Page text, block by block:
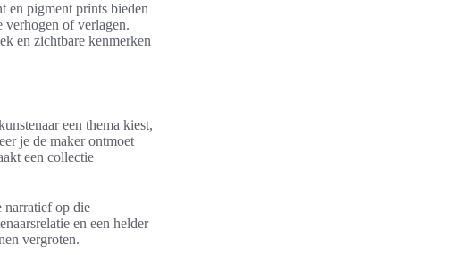
en pigment prints bieden
verhogen of verlagen.
en zichtbare kenmerken
een thema kiest,
je de maker ontmoet
een collectie
narratief op die
en een helder
vergroten.